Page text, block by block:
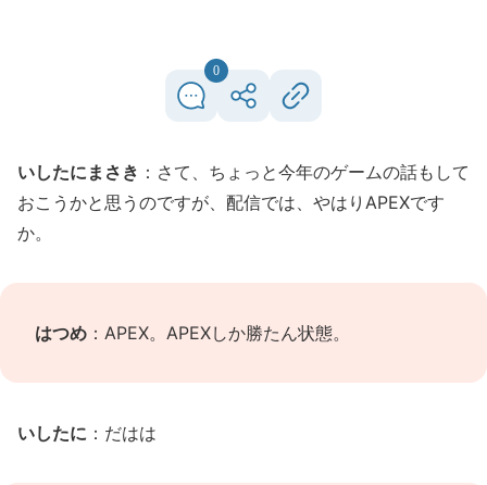
0
いしたにまさき ：さて、ちょっと今年のゲームの話もして
おこうかと思うのですが、配信では、やはりAPEXです
か。
はつめ ：APEX。APEXしか勝たん状態。
いしたに ：だはは